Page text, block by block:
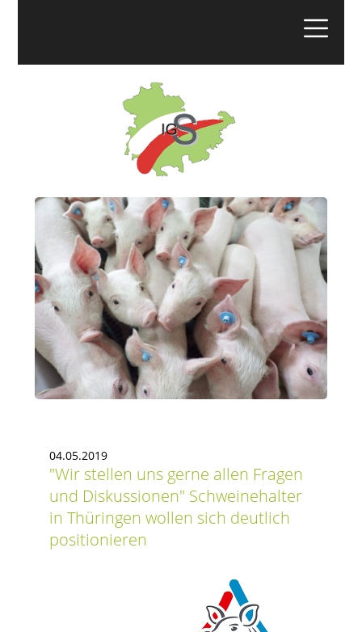
04.05.2019
Wir stellen uns gerne allen Fragen
und Diskussionen Schweinehalter
in Thüringen wollen sich deutlich
positionieren